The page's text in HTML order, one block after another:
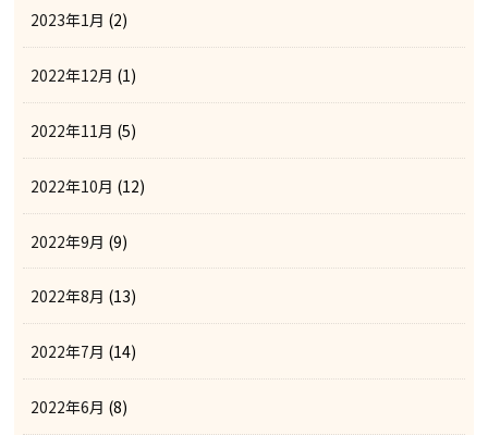
2023年1月 (2)
2022年12月 (1)
2022年11月 (5)
2022年10月 (12)
2022年9月 (9)
2022年8月 (13)
2022年7月 (14)
2022年6月 (8)